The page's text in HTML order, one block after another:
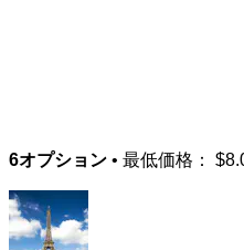
6オプション • 最低価格：